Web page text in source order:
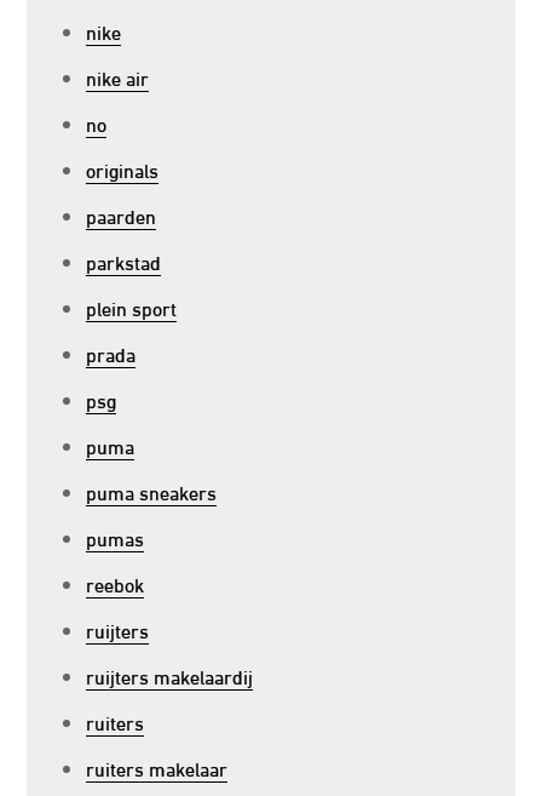
nike
nike air
no
originals
paarden
parkstad
plein sport
prada
psg
puma
puma sneakers
pumas
reebok
ruijters
ruijters makelaardij
ruiters
ruiters makelaar